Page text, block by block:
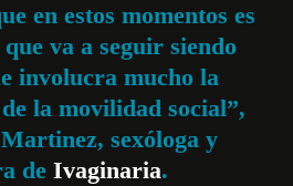
en estos momentos es
va a seguir siendo
involucra mucho la
la movilidad social”,
sexóloga y
de Ivaginaria.